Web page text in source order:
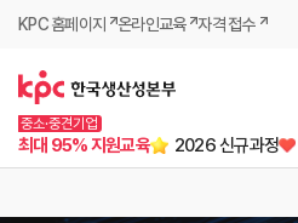
KPC 홈페이지 온라인교육 자격 접수
중소·중견기업
최대 95% 지원교육 2026 신규과정